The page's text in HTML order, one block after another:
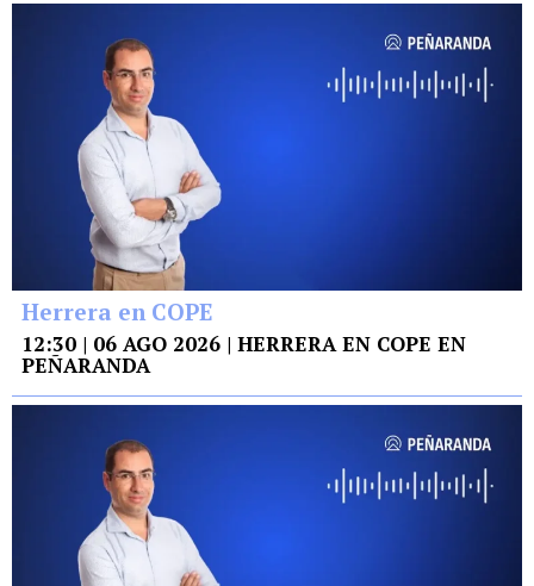
Herrera en COPE
12:30 | 06 AGO 2026 | HERRERA EN COPE EN
PEÑARANDA